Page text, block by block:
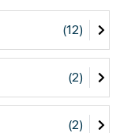
(12)
(2)
(2)